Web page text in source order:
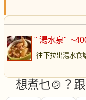
" 湯水泉"
往下拉出湯水食
想煮乜🍲？